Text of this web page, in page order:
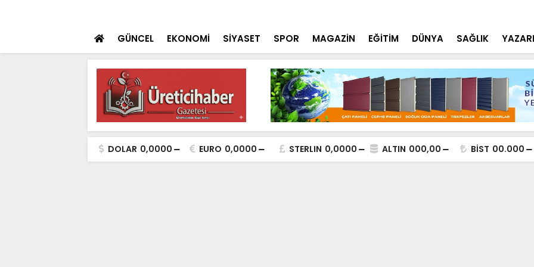
GÜNCEL EKONOMİ SİYASET SPOR MAGAZİN EĞİTİM DÜNYA SAĞLIK
DOLAR 0,0000 EURO 0,0000 STERLIN 0,0000 ALTIN 000,00 BİST 00.000